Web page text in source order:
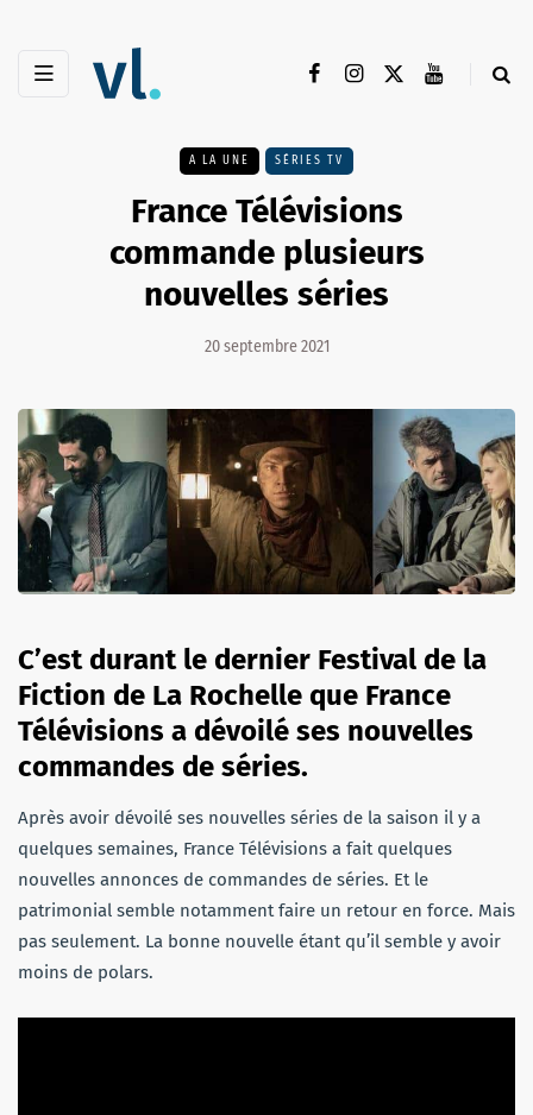
A LA UNE SÉRIES TV
France Télévisions
commande plusieurs
nouvelles séries
20 septembre 2021
C’est durant le dernier Festival de la
Fiction de La Rochelle que France
Télévisions a dévoilé ses nouvelles
commandes de séries.
Après avoir dévoilé ses nouvelles séries de la saison il y a
quelques semaines, France Télévisions a fait quelques
nouvelles annonces de commandes de séries. Et le
patrimonial semble notamment faire un retour en force. Mais
pas seulement. La bonne nouvelle étant qu’il semble y avoir
moins de polars.